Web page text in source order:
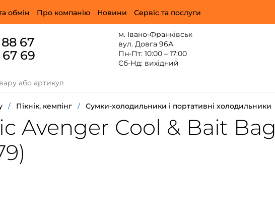
обмін Про компанію Новини Сервіс та послуги
67
69
м. Івано-Франківськ
вул. Довга 96А
Пн-Пт: 10:00 – 17:00
Сб-Нд: вихідний
/ Пікнік, кемпінг / Сумки-холодильники і портативні холодильники
Avenger Cool & Bait